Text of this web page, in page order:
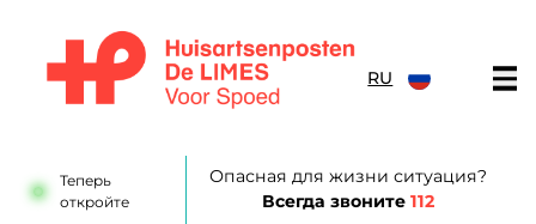
RU
Теперь
откройте
Опасная для жизни ситуация?
Всегда звоните112